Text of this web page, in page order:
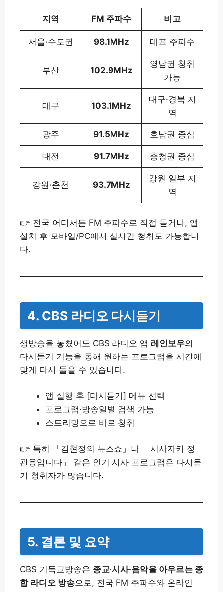
지역 FM 주파수 비고
서울·수도권 98.1MHz 대표 주파수
부산 102.9MHz
영남권 청취
가능
대구 103.1MHz
대구·경북 지
역
광주 91.5MHz 호남권 중심
대전 91.7MHz 충청권 중심
강원·춘천 93.7MHz
강원 일부 지
역
👉 전국 어디서든 FM 주파수로 직접 듣거나, 앱
설치 후 모바일/PC에서 실시간 청취도 가능합니
다.
4. CBS 라디오 다시듣기
생방송을 놓쳤어도 CBS 라디오 앱 레인보우의
다시듣기 기능을 통해 원하는 프로그램을 시간에
맞게 다시 들을 수 있습니다.
앱 실행 후 [다시듣기] 메뉴 선택
프로그램·방송일별 검색 가능
스트리밍으로 바로 청취
👉 특히 「김현정의 뉴스쇼」나 「시사자키 정
관용입니다」 같은 인기 시사 프로그램은 다시듣
기 청취자가 많습니다.
5. 결론 및 요약
CBS 기독교방송은 종교·시사·음악을 아우르는 종
합 라디오 방송으로, 전국 FM 주파수와 온라인